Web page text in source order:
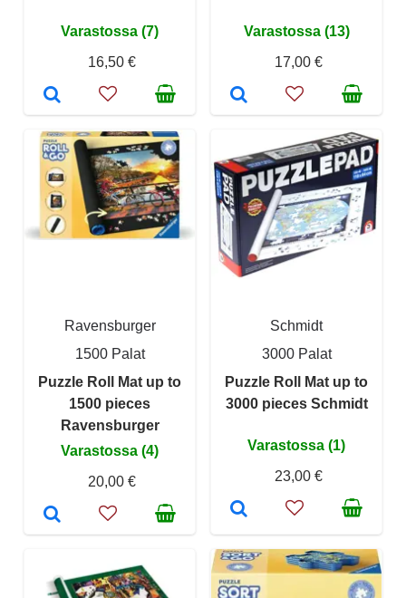
Varastossa (7)
16,50 €
Varastossa (13)
17,00 €
Ravensburger
1500 Palat
Puzzle Roll Mat up to
1500 pieces
Ravensburger
Varastossa (4)
20,00 €
Schmidt
3000 Palat
Puzzle Roll Mat up to
3000 pieces Schmidt
Varastossa (1)
23,00 €